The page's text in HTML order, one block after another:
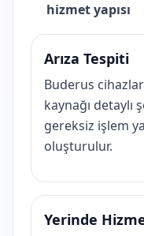
hizmet yapısı
Arıza Tespiti
Buderus
kaynağı
gereksiz işlem
oluşturulur.
Yerinde